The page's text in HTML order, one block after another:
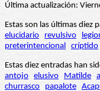
Última actualización:
Estas son las últimas diez
elucidario
revulsivo
preterintencional críptido
Estas diez entradas han
antojo elusivo Matilde
churrasco
papalote